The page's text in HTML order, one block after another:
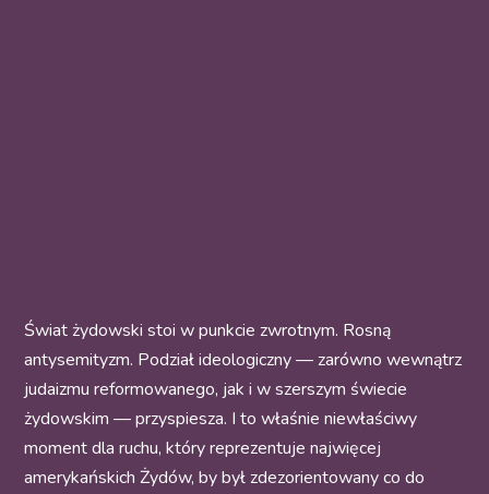
Świat żydowski stoi w punkcie zwrotnym. Rosną
antysemityzm. Podział ideologiczny — zarówno wewnątrz
judaizmu reformowanego, jak i w szerszym świecie
żydowskim — przyspiesza. I to właśnie niewłaściwy
moment dla ruchu, który reprezentuje najwięcej
amerykańskich Żydów, by był zdezorientowany co do